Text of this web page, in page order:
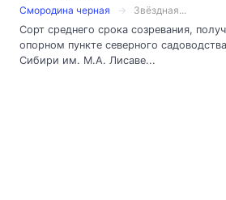
Смородина черная
Звёздная...
Сорт среднего срока созревания,
опорном пункте северного
Сибири им. М.А. Лисаве...